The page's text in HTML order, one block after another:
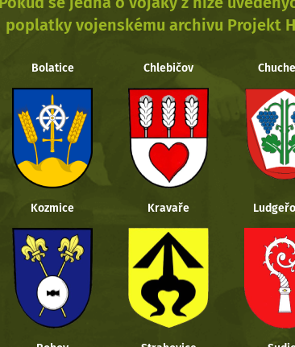
poplatky vojenskému archivu Projekt
Bolatice Chlebičov
Kozmice Kravaře